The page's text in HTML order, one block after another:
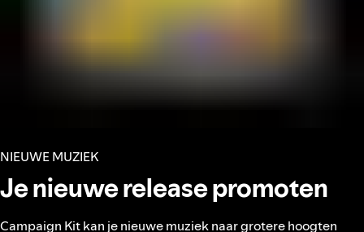
NIEUWE MUZIEK
Je nieuwe release promoten
Campaign Kit kan je nieuwe muziek naar grotere hoogten